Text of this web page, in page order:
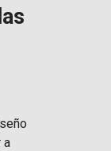
a